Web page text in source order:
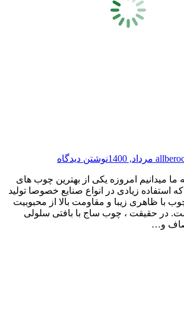
نوشتن دیدگاه
ما میدانیم امروزه یکی از بهترین چوب های
استفاده زیادی در انواع صنایع خصوصا تولید
با ظاهری زیبا و مقاومت بالا از محبوبیت
در حقیقت ، چوب ساج با بافتی سلولی
و…